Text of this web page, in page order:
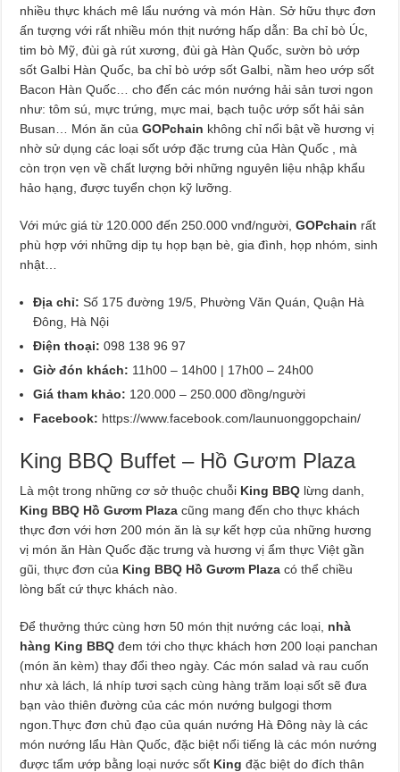
nhiều thực khách mê lẩu nướng và món Hàn. Sở hữu thực đơn
ấn tượng với rất nhiều món thịt nướng hấp dẫn: Ba chỉ bò Úc,
tim bò Mỹ, đùi gà rút xương, đùi gà Hàn Quốc, sườn bò ướp
sốt Galbi Hàn Quốc, ba chỉ bò ướp sốt Galbi, nầm heo ướp sốt
Bacon Hàn Quốc… cho đến các món nướng hải sản tươi ngon
như: tôm sú, mực trứng, mực mai, bạch tuộc ướp sốt hải sản
Busan… Món ăn củaGOPchain không chỉ nổi bật về hương vị
nhờ sử dụng các loại sốt ướp đặc trưng của Hàn Quốc , mà
còn trọn vẹn về chất lượng bởi những nguyên liệu nhập khẩu
hảo hạng, được tuyển chọn kỹ lưỡng.
Với mức giá từ 120.000 đến 250.000 vnđ/người,GOPchain rất
phù hợp với những dịp tụ họp bạn bè, gia đình, họp nhóm, sinh
nhật…
Địa chỉ: Số 175 đường 19/5, Phường Văn Quán, Quận Hà
Đông, Hà Nội
Điện thoại:098 138 96 97
Giờ đón khách: 11h00 – 14h00 | 17h00 – 24h00
Giá tham khảo: 120.000 – 250.000 đồng/người
Facebook: https://www.facebook.com/launuonggopchain/
King BBQ Buffet – Hồ Gươm Plaza
Là một trong những cơ sở thuộc chuỗi King BBQ lừng danh,
King BBQ Hồ Gươm Plazacũng mang đến cho thực khách
thực đơn với hơn 200 món ăn là sự kết hợp của những hương
vị món ăn Hàn Quốc đặc trưng và hương vị ẩm thực Việt gần
gũi, thực đơn của King BBQ Hồ Gươm Plaza có thể chiều
lòng bất cứ thực khách nào.
Để thưởng thức cùng hơn 50 món thịt nướng các loại, nhà
hàng King BBQ đem tới cho thực khách hơn 200 loại panchan
(món ăn kèm) thay đổi theo ngày. Các món salad và rau cuốn
như xà lách, lá nhíp tươi sạch cùng hàng trăm loại sốt sẽ đưa
bạn vào thiên đường của các món nướng bulgogi thơm
ngon.Thực đơn chủ đạo của quán nướng Hà Đông này là các
món nướng lẩu Hàn Quốc, đặc biệt nổi tiếng là các món nướng
được tẩm ướp bằng loại nước sốt King đặc biệt do đích thân